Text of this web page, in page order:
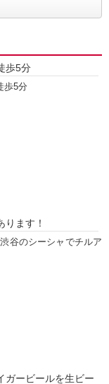
歩5分
歩5分
ります！
谷のシーシャでチルア
ガービールを生ビー